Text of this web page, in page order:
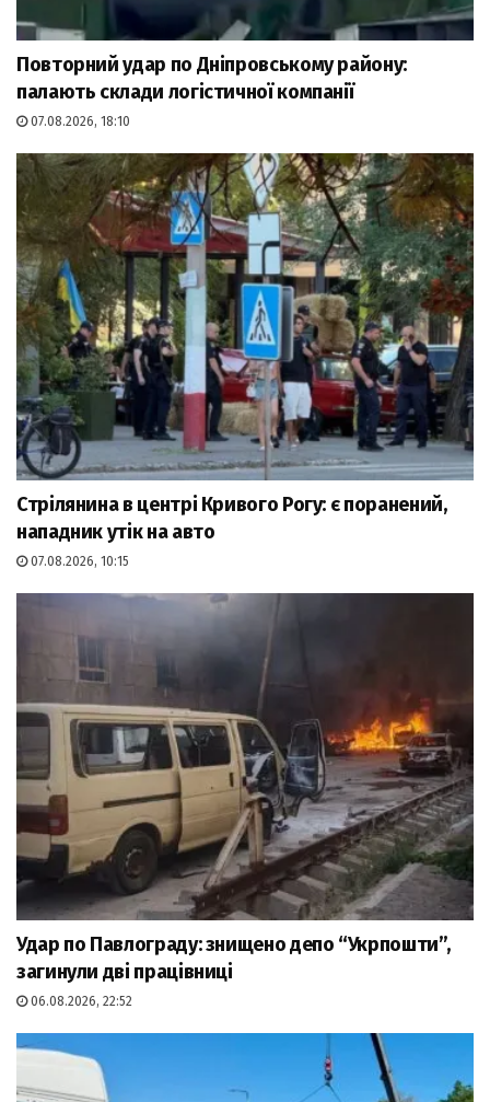
Повторний удар по Дніпровському району:
палають склади логістичної компанії
07.08.2026, 18:10
Стрілянина в центрі Кривого Рогу: є поранений,
нападник утік на авто
07.08.2026, 10:15
Удар по Павлограду: знищено депо “Укрпошти”,
загинули дві працівниці
06.08.2026, 22:52